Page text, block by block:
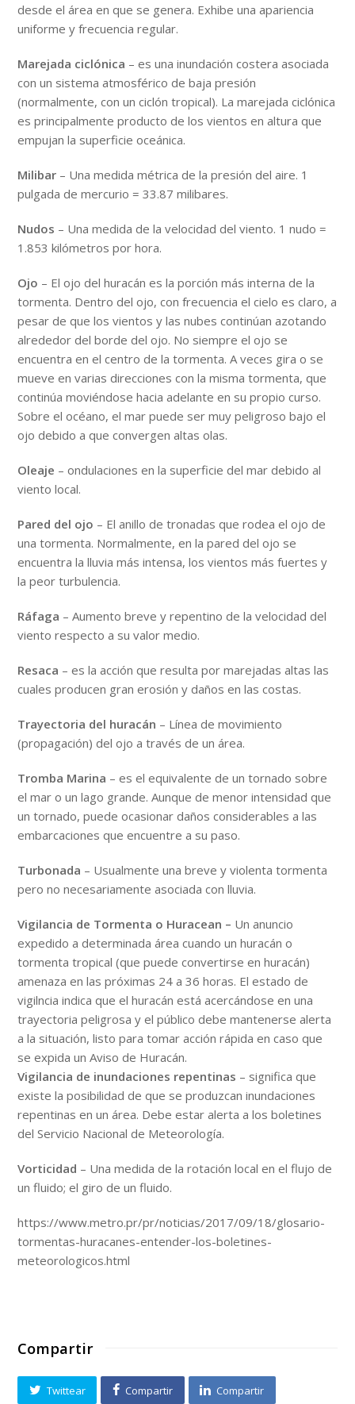
desde el área en que se genera. Exhibe una apariencia
uniforme y frecuencia regular.
Marejada ciclónica –es una inundación costera asociada
con un sistema atmosférico de baja presión
(normalmente, con un ciclón tropical). La marejada ciclónica
es principalmente producto de los vientos en altura que
empujan la superficie oceánica.
Milibar – Una medida métrica de la presión del aire. 1
pulgada de mercurio = 33.87 milibares.
Nudos – Una medida de la velocidad del viento. 1 nudo =
1.853 kilómetros por hora.
Ojo – El ojo del huracán es la porción más interna de la
tormenta. Dentro del ojo, con frecuencia el cielo es claro, a
pesar de que los vientos y las nubes continúan azotando
alrededor del borde del ojo. No siempre el ojo se
encuentra en el centro de la tormenta. A veces gira o se
mueve en varias direcciones con la misma tormenta, que
continúa moviéndose hacia adelante en su propio curso.
Sobre el océano, el mar puede ser muy peligroso bajo el
ojo debido a que convergen altas olas.
Oleaje – ondulaciones en la superficie del mar debido al
viento local.
Pared del ojo – El anillo de tronadas que rodea el ojo de
una tormenta. Normalmente, en la pared del ojo se
encuentra la lluvia más intensa, los vientos más fuertes y
la peor turbulencia.
Ráfaga – Aumento breve y repentino de la velocidad del
viento respecto a su valor medio.
Resaca – es la acción que resulta por marejadas altas las
cuales producen gran erosión y daños en las costas.
Trayectoria del huracán – Línea de movimiento
(propagación) del ojo a través de un área.
Tromba Marina – es el equivalente de un tornado sobre
el mar o un lago grande. Aunque de menor intensidad que
un tornado, puede ocasionar daños considerables a las
embarcaciones que encuentre a su paso.
Turbonada – Usualmente una breve y violenta tormenta
pero no necesariamente asociada con lluvia.
Vigilancia de Tormenta o Huracean – Un anuncio
expedido a determinada área cuando un huracán o
tormenta tropical (que puede convertirse en huracán)
amenaza en las próximas 24 a 36 horas. El estado de
vigilncia indica que el huracán está acercándose en una
trayectoria peligrosa y el público debe mantenerse alerta
a la situación, listo para tomar acción rápida en caso que
se expida un Aviso de Huracán.
Vigilancia de inundaciones repentinas – significa que
existe la posibilidad de que se produzcan inundaciones
repentinas en un área. Debe estar alerta a los boletines
del Servicio Nacional de Meteorología.
Vorticidad – Una medida de la rotación local en el flujo de
un fluido; el giro de un fluido.
https://www.metro.pr/pr/noticias/2017/09/18/glosario-
tormentas-huracanes-entender-los-boletines-
meteorologicos.html
Compartir
Twittear Compartir Compartir